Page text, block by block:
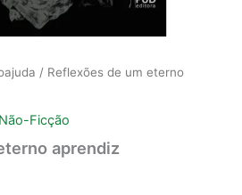
/ Reflexões de um eterno
Não-Ficção
aprendiz